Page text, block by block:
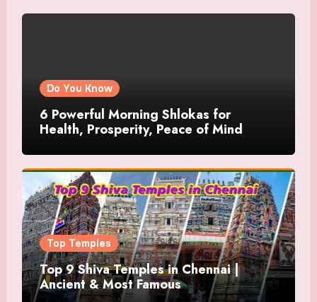
Do You Know
6 Powerful Morning Shlokas for
Health, Prosperity, Peace of Mind
Top Temples
Top 9 Shiva Temples in Chennai |
Ancient & Most Famous